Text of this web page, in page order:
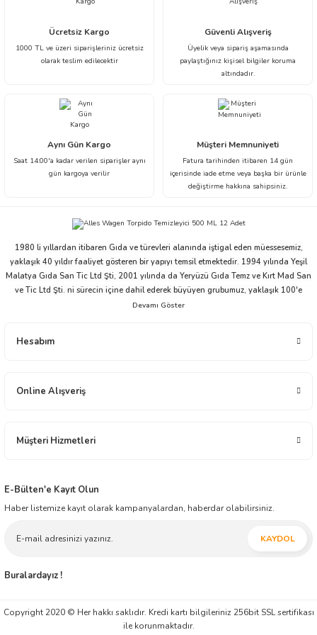
Ürün resmi kalitesiz, bozuk veya görüntülenemiyor.
Ürün açıklamasında eksik bilgiler bulunuyor.
Bu ürüne benzer farklı alternatifler olmalı.
Ücretsiz Kargo
1000 TL ve üzeri siparişleriniz ücretsiz
olarak teslim edilecektir
Güvenli Alışveriş
Üyelik veya sipariş aşamasında
paylaştığınız kişisel bilgiler koruma
altındadır.
Aynı Gün Kargo
Saat 14:00'a kadar verilen siparişler aynı
gün kargoya verilir
Müşteri Memnuniyeti
Fatura tarihinden itibaren 14 gün
içerisinde iade etme veya başka bir ürünle
değiştirme hakkına sahipsiniz.
1980 li yıllardan itibaren Gıda ve türevleri alanında iştigal eden müessesemiz,
yaklaşık 40 yıldır faaliyet gösteren bir yapıyı temsil etmektedir. 1994 yılında Yeşil
Malatya Gıda San Tic Ltd Şti, 2001 yılında da Yeryüzü Gıda Temz ve Kırt Mad San
ve Tic Ltd Şti. ni sürecin içine dahil ederek büyüyen grubumuz, yaklaşık 100'e
yakın çalışanı ve ticari partnerleriyle beraber bu ivmesini devam ettirme niyeti ve
sektöründe faaliyet göstermektedir. Çikolata, Atıştırmalık, Elektronik, Ev - Yaşam,
anlayışını harmanlayarak, ticaretin zaman ve mekân faydasını yansıtmaya ilelebet
Hesabım
Online Alışveriş
Müşteri Hizmetleri
E-Bülten'e Kayıt Olun
Haber listemize kayıt olarak kampanyalardan, haberdar olabilirsiniz.
KAYDOL
Buralardayız !
Copyright 2020 © Her hakkı saklıdır. Kredi kartı bilgileriniz 256bit SSL sertifikası
ile korunmaktadır.